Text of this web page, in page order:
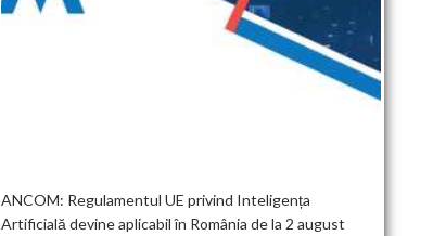
ANCOM: Regulamentul UE privind Inteligența
Artificială devine aplicabil în România de la 2 august